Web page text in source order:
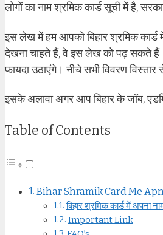
लोगों का नाम श्रमिक कार्ड सूची में है,
इस लेख में हम आपको बिहार श्रमिक कार्ड
देखना चाहते हैं, वे इस लेख को पढ़ सकते हैं।
फायदा उठाएंगे। नीचे सभी विवरण विस्तार
इसके अलावा अगर आप बिहार के जॉब,
Table of Contents
Bihar Shramik Card Me
बिहार श्रमिक कार्ड में अपना
Important Link